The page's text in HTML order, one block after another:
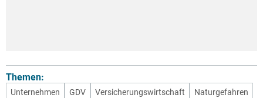
Themen:
Unternehmen GDV Versicherungswirtschaft
Naturgefahren